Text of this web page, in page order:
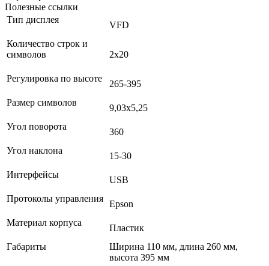
Полезные ссылки
Тип дисплея
VFD
Количество строк и
символов
2х20
Регулировка по высоте
265-395
Размер символов
9,03х5,25
Угол поворота
360
Угол наклона
15-30
Интерфейсы
USB
Протоколы управления
Epson
Материал корпуса
Пластик
Габариты
Ширина 110 мм, длина 260 мм,
высота 395 мм